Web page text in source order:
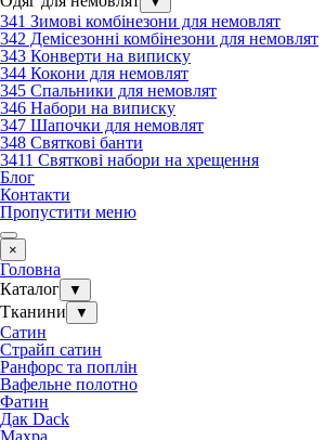
341 Зимові комбінезони для немовлят
342 Демісезонні комбінезони для немовлят
343 Конверти на виписку
344 Кокони для немовлят
345 Спальники для немовлят
346 Набори на виписку
347 Шапочки для немовлят
348 Святкові банти
3411 Святкові набори на хрещення
Блог
Контакти
Пропустити меню
×
Головна
Каталог
▼
Тканини ▼
Сатин
Страйп сатин
Ранфорс та поплін
Вафельне полотно
Фатин
Дак Dack
Махра